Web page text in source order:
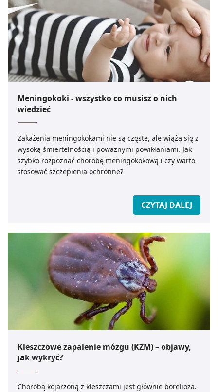
Meningokoki - wszystko co musisz o nich
wiedzieć
Zakażenia meningokokami nie są częste, ale wiążą się z
wysoką śmiertelnością i poważnymi powikłaniami. Jak
szybko rozpoznać chorobę meningokokową i czy warto
stosować szczepienia ochronne?
CZYTAJ DALEJ
Kleszczowe zapalenie mózgu (KZM) – objawy,
jak wykryć?
Chorobą kojarzoną z kleszczami jest głównie borelioza.